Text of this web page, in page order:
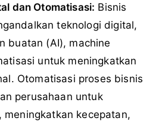
dan Otomatisasi: Bisnis
teknologi digital,
buatan (AI), machine
untuk meningkatkan
Otomatisasi proses bisnis
perusahaan untuk
meningkatkan kecepatan,